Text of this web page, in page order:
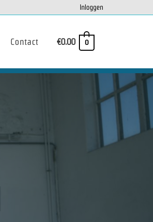
Inloggen
Contact €0.00 0